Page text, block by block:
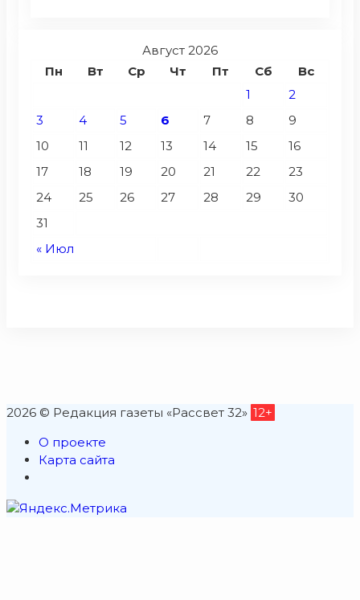
Август 2026
Пн
Вт Ср Чт Пт Сб Вс
« Июл
1
2
3
4 5 6 7 8
9
10
11 12 13 14 15
16
17
18 19 20 21 22
23
24
25 26 27 28 29
30
31
2026 © Редакция газеты «Рассвет 32» 12+
О проекте
Карта сайта